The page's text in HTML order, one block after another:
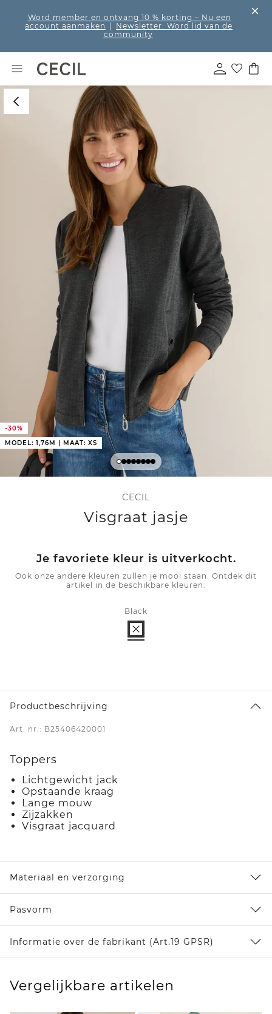
Word member en ontvang 10 % korting – Nu een
account aanmaken
Newsletter: Word lid van de
community
-30%
MODEL: 1,76M | MAAT: XS
CECIL
Visgraat jasje
Je favoriete kleur is uitverkocht.
Ook onze andere kleuren zullen je mooi staan. Ontdek dit
artikel in de beschikbare kleuren.
Black
Productbeschrijving
Art. nr.: B25406420001
Toppers
Lichtgewicht jack
Opstaande kraag
Lange mouw
Zijzakken
Visgraat jacquard
Materiaal en verzorging
Pasvorm
Informatie over de fabrikant (Art.19 GPSR)
Vergelijkbare artikelen